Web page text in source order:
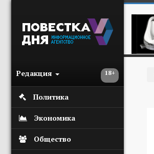
18+
Редакция
Политика
Экономика
Общество